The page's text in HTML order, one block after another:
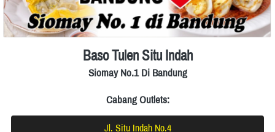
Baso Tulen Situ Indah
Siomay No.1 Di Bandung
Cabang Outlets:
`
Jl. Situ Indah No.4